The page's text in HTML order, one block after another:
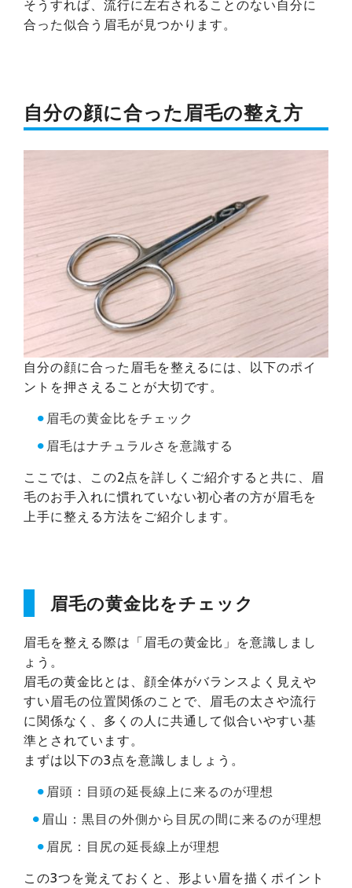
そうすれば、流行に左右されることのない自分に
合った似合う眉毛が見つかります。
自分の顔に合った眉毛の整え方
自分の顔に合った眉毛を整えるには、以下のポイ
ントを押さえることが大切です。
⚫︎眉毛の黄金比をチェック
⚫︎眉毛はナチュラルさを意識する
ここでは、この2点を詳しくご紹介すると共に、眉
毛のお手入れに慣れていない初心者の方が眉毛を
上手に整える方法をご紹介します。
眉毛の黄金比をチェック
眉毛を整える際は「眉毛の黄金比」を意識しまし
ょう。
眉毛の黄金比とは、顔全体がバランスよく見えや
すい眉毛の位置関係のことで、眉毛の太さや流行
に関係なく、多くの人に共通して似合いやすい基
準とされています。
まずは以下の3点を意識しましょう。
⚫︎眉頭：目頭の延長線上に来るのが理想
⚫︎眉山：黒目の外側から目尻の間に来るのが理想
⚫︎眉尻：目尻の延長線上が理想
この3つを覚えておくと、形よい眉を描くポイント